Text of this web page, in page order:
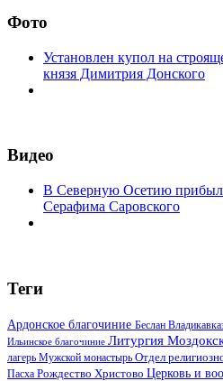
Фото
Установлен купол на
князя Димитрия Донского
Видео
В Северную Осетию
Серафима Саровского
Теги
Ардонское благочиние Беслан
Ильинское благочиние Литургия
лагерь Мужской монастырь Отдел
Пасха Рождество Христово Церковь и